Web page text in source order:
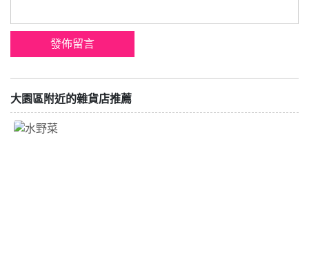
大園區附近的雜貨店推薦